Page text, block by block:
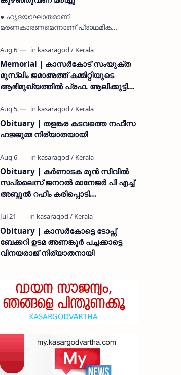
● ഹൃദയാഘാതമാണ്
മരണകാരണമെന്നാണ് പ്രാഥമിക
കമ്യൂണിസ്റ്റ് പ്രവർത്തകരായ
രാമൻ്റെയും ചിരുതേയിയുടെയും
മകളാണ് ● വിവരമറിഞ്ഞ് ജനപ്ര…
Memorial | കാസർകോട് സംയുക്ത
മുസ്ലിം ജമാഅത്ത് കമ്മിറ്റിയുടെ
ആഭിമുഖ്യത്തിൽ പ്രഫ. ആലിക്കുട്ടി
Obituary | തളങ്കര കടവത്തെ നഫീസ
ഹജ്ജുമ്മ നിര്യാതയായി
Obituary | കർണാടക മുൻ സിവില്‍
സപ്ലൈസ് ജനറൽ മാനേജർ പി എച്ച്
അബ്ദുൽ റഹീം കരിപ്പൊടി
Obituary | കാസർകോട്ടെ ടോപ്സ്
ബേക്കറി ഉടമ അണങ്കൂർ പച്ചക്കാട്ടെ
വിനയരാജ് നിര്യാതനായി